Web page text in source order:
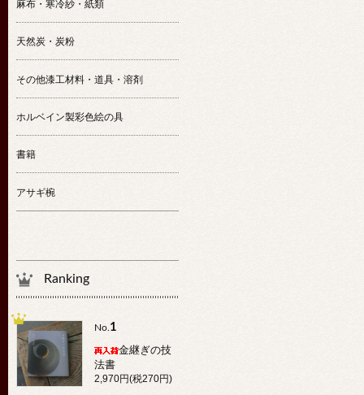
麻布・寒冷紗・紙類
天然炭・炭粉
その他漆工材料・道具・溶剤
ホルベイン製彩色絵の具
書籍
アサギ椀
Ranking
No.1
金継ぎの技
法書
2,970円(税270円)